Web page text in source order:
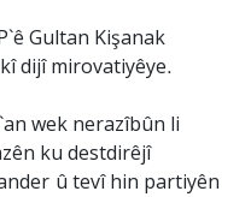
Gultan Kişanak
dijî mirovatiyêye.
wek nerazîbûn li
ku destdirêjî
û tevî hin partiyên